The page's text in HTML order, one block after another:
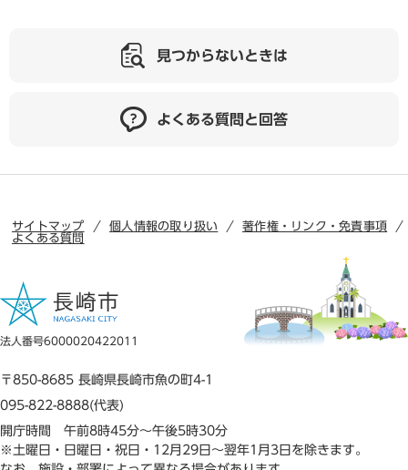
見つからないときは
よくある質問と回答
サイトマップ 個人情報の取り扱い
著作権・リンク・免責事項
よくある質問
法人番号6000020422011
〒850-8685 長崎県長崎市魚の町4-1
095-822-8888(代表)
開庁時間 午前8時45分～午後5時30分
※土曜日・日曜日・祝日・12月29日～翌年1月3日を除きます。